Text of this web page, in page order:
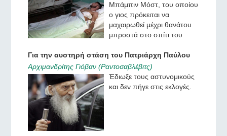
Μπάμπιν Μόστ, του οποίου
ο γιος πρόκειται να
μαχαιρωθεί μέχρι θανάτου
μπροστά στο σπίτι του
Για την αυστηρή στάση του Πατριάρχη Παύλου
Αρχιμανδρίτης Γιόβαν (Ραντοσαβλέβιτς)
Έδιωξε τους αστυνομικούς
και δεν πήγε στις εκλογές.